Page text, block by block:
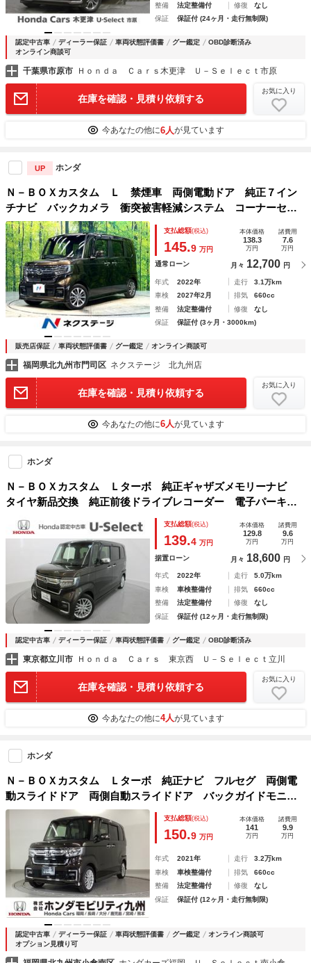
整備
法定整備付 修復
なし
保証
保証付 (24ヶ月・走行無制限)
認定中古車 ディーラー保証 車両状態評価書 グー鑑定
OBD診断済み
オンライン商談可
千葉県市原市 Ｈｏｎｄａ Ｃａｒｓ木更津 Ｕ－Ｓｅｌｅｃｔ市原
在庫を確認・見積り依頼する
お気に入り
今あなたの他に6人が見ています
UP ホンダ
Ｎ－ＢＯＸカスタム Ｌ 禁煙車 両側電動ドア 純正７イン
チナビ バックカメラ 衝突被害軽減システム コーナーセン
サー 前席シートヒーター ＬＥＤヘッド ビルトインＥＴ
Ｃ 純正１４インチアルミ オートハイビーム 車線逸脱警報
支払総額(税込)
145.9 万円
本体価格
138.3
万円
諸費用
7.6
万円
通常ローン 月々 12,700 円
年式 2022年 走行
3.1万km
車検
2027年2月 排気
660cc
整備
法定整備付 修復
なし
保証
保証付 (3ヶ月・3000km)
販売店保証 車両状態評価書 グー鑑定 オンライン商談可
福岡県北九州市門司区 ネクステージ 北九州店
在庫を確認・見積り依頼する
お気に入り
今あなたの他に6人が見ています
ホンダ
Ｎ－ＢＯＸカスタム Ｌターボ 純正ギャザズメモリーナビ
タイヤ新品交換 純正前後ドライブレコーダー 電子パーキン
グブレーキ フロント左右シートヒーター 左右電動スライド
ドア 革調シートカバー ＬＥＤヘッドライト ＥＴＣ 禁煙
支払総額(税込)
139.4 万円
本体価格
129.8
万円
諸費用
9.6
万円
据置ローン 月々 18,600 円
年式 2022年 走行
5.0万km
車検
車検整備付 排気
660cc
整備
法定整備付 修復
なし
保証
保証付 (12ヶ月・走行無制限)
認定中古車 ディーラー保証 車両状態評価書 グー鑑定 OBD診断済み
東京都立川市 Ｈｏｎｄａ Ｃａｒｓ 東京西 Ｕ－Ｓｅｌｅｃｔ立川
在庫を確認・見積り依頼する
お気に入り
今あなたの他に4人が見ています
ホンダ
Ｎ－ＢＯＸカスタム Ｌターボ 純正ナビ フルセグ 両側電
動スライドドア 両側自動スライドドア バックガイドモニタ
ー 電動格納式ドアミラー ＢＴ 地デジＴＶ 横滑り防止装
置 スマートキ－ ＬＥＤヘットライト 車線逸脱 ナビ＆Ｔ
支払総額(税込)
150.9 万円
本体価格
141
万円
諸費用
9.9
万円
年式 2021年 走行
3.2万km
車検
車検整備付 排気
660cc
整備
法定整備付 修復
なし
保証
保証付 (12ヶ月・走行無制限)
認定中古車 ディーラー保証 車両状態評価書 グー鑑定
オンライン商談可
オプション見積り可